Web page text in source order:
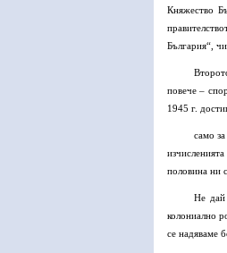
Княжество
България“,
повече –
1945 г.
само
половина ни
Не дай
колониално
се надяваме